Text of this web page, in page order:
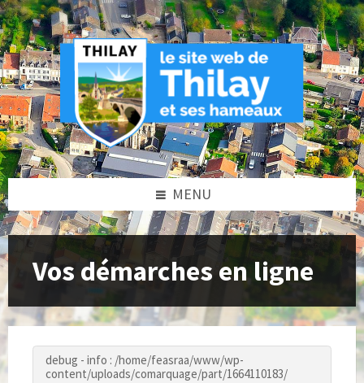
Skip
to
content
Skip
to
left
sidebar
Skip
to
footer
MENU
Vos démarches en ligne
debug - info : /home/feasraa/www/wp-
content/uploads/comarquage/part/1664110183/